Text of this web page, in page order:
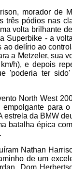
morador de
três pódios nas
volta brilhante
Superbike - a
delírio ao
a Metzeler, sua
h), e depois
'poderia ter
North West
para
da BMW
batalha épica
Nathan
de um
Dom